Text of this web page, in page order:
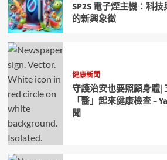
SP2S 電子煙主機：科
的新興象徵
健康新聞
守護治安也要照顧身體|
「醫」起來健康檢查 –
聞